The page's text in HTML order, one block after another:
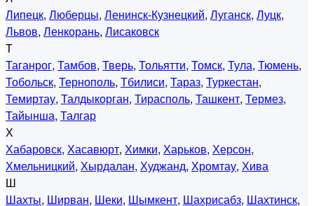
Липецк, Люберцы, Ленинск-Кузнецкий, Луганск, Луцк,
Львов, Ленкорань, Лисаковск
Т
Таганрог, Тамбов, Тверь, Тольятти, Томск, Тула, Тюмень,
Тобольск, Тернополь, Тбилиси, Тараз, Туркестан,
Темиртау, Талдыкорган, Тирасполь, Ташкент, Термез,
Тайынша, Талгар
Х
Хабаровск, Хасавюрт, Химки, Харьков, Херсон,
Хмельницкий, Хырдалан, Худжанд, Хромтау, Хива
Ш
Шахты, Ширван, Шеки, Шымкент, Шахрисабз, Шахтинск,